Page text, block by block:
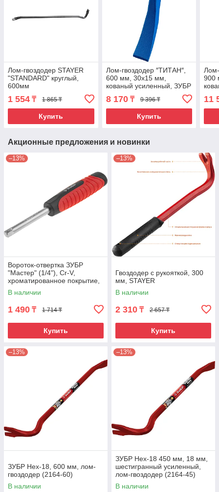
Лом-гвоздодер STAYER
"STANDARD" круглый,
600мм
1 554 ₸ 1 865 ₸
Купить
Лом-гвоздодер ″ТИТАН″,
600 мм, 30х15 мм,
кованый усиленный, ЗУБР
8 170₸ 9 396 ₸
Купить
900
11
Акционные предложения и новинки
–13%
Вороток-отвертка ЗУБР
"Мастер" (1/4"), Cr-V,
хроматированное покрытие,
150мм
В наличии
1 490 ₸ 1 714 ₸
Купить
–13%
Гвоздодер с рукояткой, 300
мм, STAYER
В наличии
2 310 ₸ 2 657 ₸
Купить
–13%
ЗУБР Hex-18, 600 мм, лом-
гвоздодер (2164-60)
В наличии
–13%
ЗУБР Hex-18 450 мм, 18 мм,
шестигранный усиленный,
лом-гвоздодер (2164-45)
В наличии